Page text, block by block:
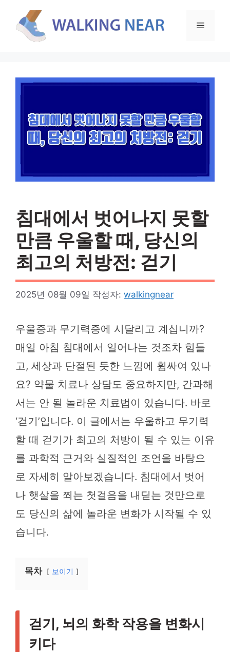
메
침대에서 벗어나지 못할
만큼 우울할 때, 당신의
최고의 처방전: 걷기
2025년 08월 09일 작성자: walkingnear
우울증과 무기력증에 시달리고 계십니까?
매일 아침 침대에서 일어나는 것조차 힘들
고, 세상과 단절된 듯한 느낌에 휩싸여 있나
요? 약물 치료나 상담도 중요하지만, 간과해
서는 안 될 놀라운 치료법이 있습니다. 바로
‘걷기’입니다. 이 글에서는 우울하고 무기력
할 때 걷기가 최고의 처방이 될 수 있는 이유
를 과학적 근거와 실질적인 조언을 바탕으
로 자세히 알아보겠습니다. 침대에서 벗어
나 햇살을 쬐는 첫걸음을 내딛는 것만으로
도 당신의 삶에 놀라운 변화가 시작될 수 있
습니다.
목차 보이기
걷기, 뇌의 화학 작용을 변화시
키다